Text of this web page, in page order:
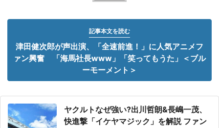
記事本文を読む
津田健次郎が声出演、「全速前進！」に人気アニメフ
ァン興奮 「海馬社長www」「笑ってもうた」＜ブル
ーモーメント＞
ヤクルトなぜ強い?出川哲朗&長嶋一茂、
快進撃「イケヤマジック」を解説 ファン